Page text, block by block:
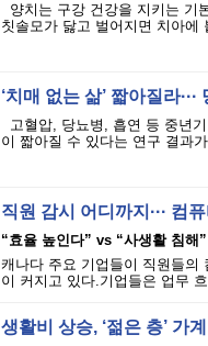
양치는 구강 건강을 지키는 기
칫솔모가 닳고 벌어지면 치아에
‘치매 없는 삶’ 짧아질라
고혈압, 당뇨병, 흡연 등 중년
이 짧아질 수 있다는 연구 결과
직원 감시 어디까지··· 컴
“효율 높인다” vs “사생활 침해”
캐나다 주요 기업들이 직원들의
이 커지고 있다.기업들은 업무
생활비 상승, ‘젊은 층’ 가